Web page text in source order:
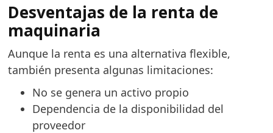
Desventajas de la renta de
maquinaria
Aunque la renta es una alternativa flexible,
también presenta algunas limitaciones:
No se genera un activo propio
Dependencia de la disponibilidad del
proveedor